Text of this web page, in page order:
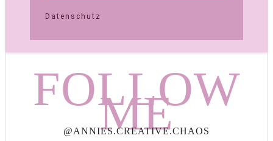
Datenschutz
FOLLOW
ME
@ANNIES.CREATIVE.CHAOS